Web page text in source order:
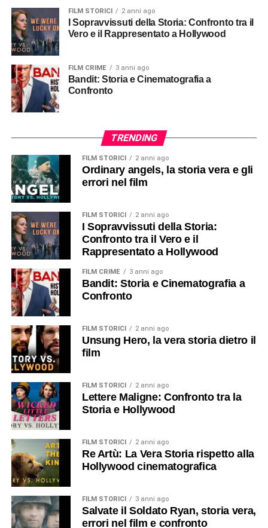
FILM STORICI 2 anni ago
Vero e il Rappresentato a Hollywood
FILM CRIME 3 anni ago
Bandit: Storia e Cinematografia a
Confronto
TRENDING
FILM STORICI 2 anni ago
Ordinary angels, la storia vera e gli
errori nel film
FILM STORICI 2 anni ago
I Sopravvissuti della Storia:
Confronto tra il Vero e il
Rappresentato a Hollywood
FILM CRIME 3 anni ago
Bandit: Storia e Cinematografia a
Confronto
FILM STORICI 2 anni ago
Unsung Hero, la vera storia dietro il
film
FILM STORICI 2 anni ago
Lettere Maligne: Confronto tra la
Storia e Hollywood
FILM STORICI 2 anni ago
Re Artù: La Vera Storia rispetto alla
Hollywood cinematografica
FILM STORICI 3 anni ago
Salvate il Soldato Ryan, storia vera,
errori nel film e confronto